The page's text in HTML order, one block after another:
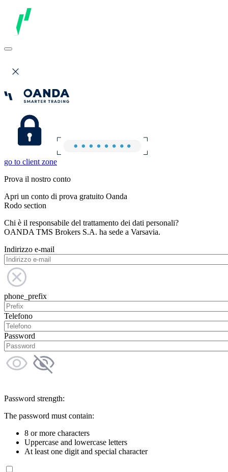
go to client zone
Prova il nostro conto
Apri un conto di prova gratuito Oanda
Rodo section
Chi è il responsabile del trattamento dei dati personali?
OANDA TMS Brokers S.A. ha sede a Varsavia.
Indirizzo e-mail
phone_prefix
Telefono
Password
Password strength:
The password must contain:
8 or more characters
Uppercase and lowercase letters
At least one digit and special character